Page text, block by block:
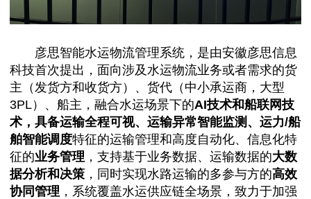
彦思智能水运物流管理系统，是由安徽彦思信息
科技首次提出，面向涉及水运物流业务或者需求的货
主（发货方和收货方）、货代（中小承运商，大型
3PL）、船主，融合水运场景下的AI技术和船联网技
术，具备运输全程可视、运输异常智能监测、运力/船
舶智能调度特征的运输管理和高度自动化、信息化特
征的业务管理 ，支持基于业务数据、运输数据的大数
据分析和决策 ，同时实现水路运输的多参与方的高效
协同管理 ，系统覆盖水运供应链全场景，致力于加强